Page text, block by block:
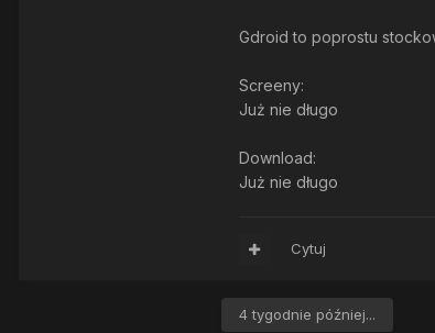
Gdroid to poprostu
Screeny:
Już nie długo
Download:
Już nie długo
Cytuj
4 tygodnie później...